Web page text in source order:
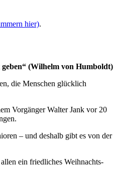
hier).
(Wilhelm von Humboldt)
die Menschen glücklich
Vorgänger Walter Jank vor 20
– und deshalb gibt es von der
ein friedliches Weihnachts-